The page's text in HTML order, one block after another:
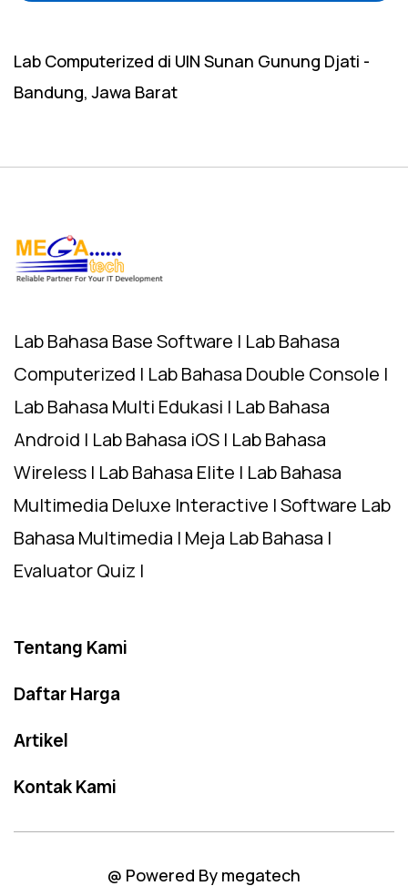
Lab Computerized di UIN Sunan Gunung Djati -
Bandung, Jawa Barat
Lab Bahasa Base Software | Lab Bahasa
Computerized | Lab Bahasa Double Console |
Lab Bahasa Multi Edukasi | Lab Bahasa
Android | Lab Bahasa iOS | Lab Bahasa
Wireless | Lab Bahasa Elite | Lab Bahasa
Multimedia Deluxe Interactive | Software Lab
Bahasa Multimedia | Meja Lab Bahasa |
Evaluator Quiz |
Tentang Kami
Daftar Harga
Artikel
Kontak Kami
@ Powered By megatech